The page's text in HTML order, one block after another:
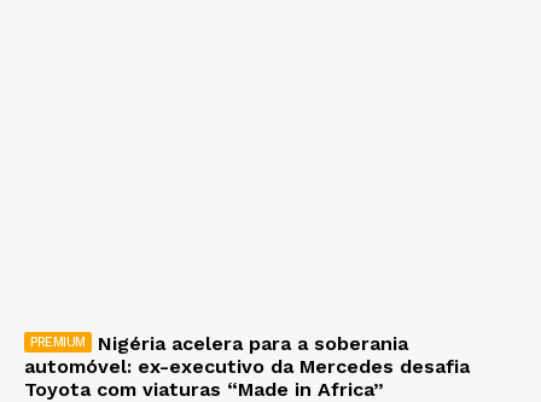
Nigéria acelera para a soberania
automóvel: ex-executivo da Mercedes desafia
Toyota com viaturas “Made in Africa”